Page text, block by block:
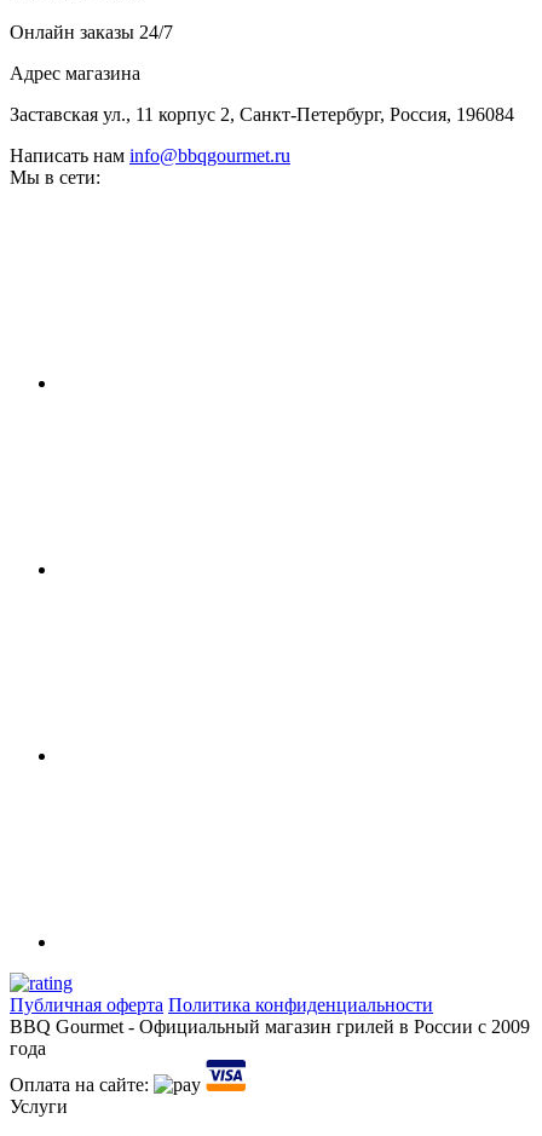
Онлайн заказы 24/7
Адрес магазина
Заставская ул., 11 корпус 2, Санкт-Петербург, Россия, 196084
Написать нам info@bbqgourmet.ru
Мы в сети:
Публичная оферта Политика конфиденциальности
BBQ Gourmet - Официальный магазин грилей в России с 2009
года
Оплата на сайте:
Услуги